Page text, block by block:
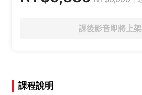
課後影音即將上架
課程說明